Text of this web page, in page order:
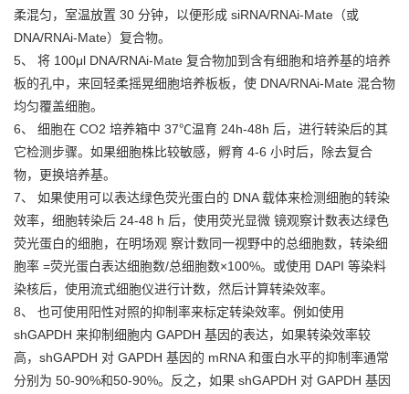
柔混匀，室温放置 30 分钟，以便形成 siRNA/RNAi-Mate（或
DNA/RNAi-Mate）复合物。
5、 将 100μl DNA/RNAi-Mate 复合物加到含有细胞和培养基的培养
板的孔中，来回轻柔摇晃细胞培养板板，使 DNA/RNAi-Mate 混合物
均匀覆盖细胞。
6、 细胞在 CO2 培养箱中 37℃温育 24h-48h 后，进行转染后的其
它检测步骤。如果细胞株比较敏感，孵育 4-6 小时后，除去复合
物，更换培养基。
7、 如果使用可以表达绿色荧光蛋白的 DNA 载体来检测细胞的转染
效率，细胞转染后 24-48 h 后，使用荧光显微 镜观察计数表达绿色
荧光蛋白的细胞，在明场观 察计数同一视野中的总细胞数，转染细
胞率 =荧光蛋白表达细胞数/总细胞数×100%。或使用 DAPI 等染料
染核后，使用流式细胞仪进行计数，然后计算转染效率。
8、 也可使用阳性对照的抑制率来标定转染效率。例如使用
shGAPDH 来抑制细胞内 GAPDH 基因的表达， 如果转染效率较
高，shGAPDH 对 GAPDH 基因的 mRNA 和蛋白水平的抑制率通常
分别为 50-90%和50-90%。反之，如果 shGAPDH 对 GAPDH 基因